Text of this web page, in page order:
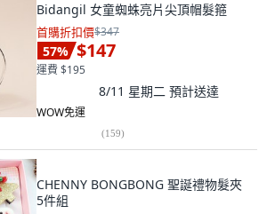
Bidangil 女童蜘蛛亮片尖頂帽髮箍
首購折扣價$347
57% $147
運費 $195
8/11 星期二 預計送達
WOW免運
(159)
CHENNY BONGBONG 聖誕禮物髮夾
5件組